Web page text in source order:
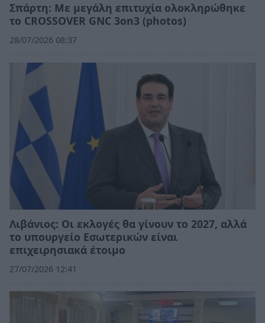
Σπάρτη: Με μεγάλη επιτυχία ολοκληρώθηκε
το CROSSOVER GNC 3on3 (photos)
28/07/2026 08:37
Λιβάνιος: Οι εκλογές θα γίνουν το 2027, αλλά
το υπουργείο Εσωτερικών είναι
επιχειρησιακά έτοιμο
27/07/2026 12:41